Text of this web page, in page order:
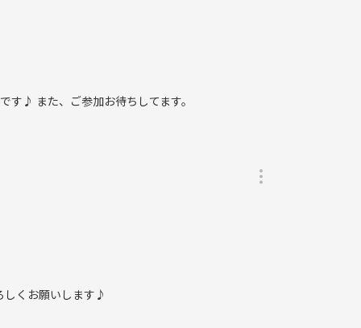
す♪ また、ご参加お待ちしてます。
しくお願いします♪